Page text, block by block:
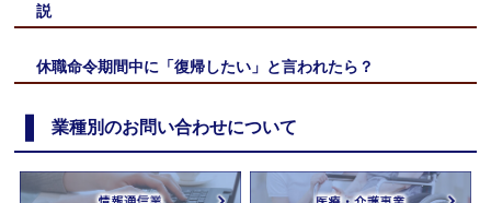
説
休職命令期間中に「復帰したい」と言われたら？
業種別のお問い合わせについて